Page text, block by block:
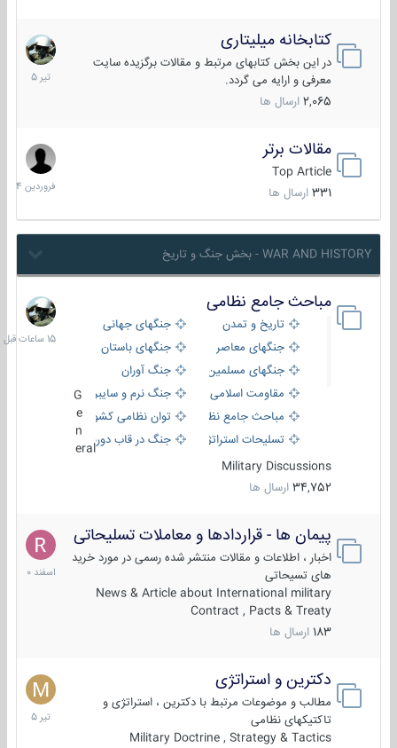
کتابخانه میلیتاری
در این بخش کتابهای مرتبط و مقالات برگزیده سایت
معرفی و ارایه می گردد.
2,065 ارسال ها
16
تیر
1405
مقالات برتر
Top Article
331 ارسال ها
29
فروردین
1404
WAR AND HISTORY - بخش جنگ و تاریخ
مباحث جامع نظامی
تاریخ و تمدن
جنگهای جهانی
جنگهای معاصر
جنگهای باستان
جنگهای مسلمین
جنگ آوران
مقاومت اسلامی
جنگ نرم و سایبری
مباحث جامع نظامی
توان نظامی کشورها
تسلیحات استراتژیک
جنگ در قاب دوربین
eral
Military Discussions
34,752 ارسال ها
15
ساعات
قبل
پیمان ها - قراردادها و معاملات تسلیحاتی
اخبار ، اطلاعات و مقالات منتشر شده رسمی در مورد خرید
های تسیحاتی
News & Article about International military
Contract , Pacts & Treaty
183 ارسال ها
7
اسفند
1400
دکترین و استراتژی
مطالب و موضوعات مرتبط با دکترین ، استراتژی و
تاکتیکهای نظامی
Military Doctrine , Strategy & Tactics
27
تیر
1405